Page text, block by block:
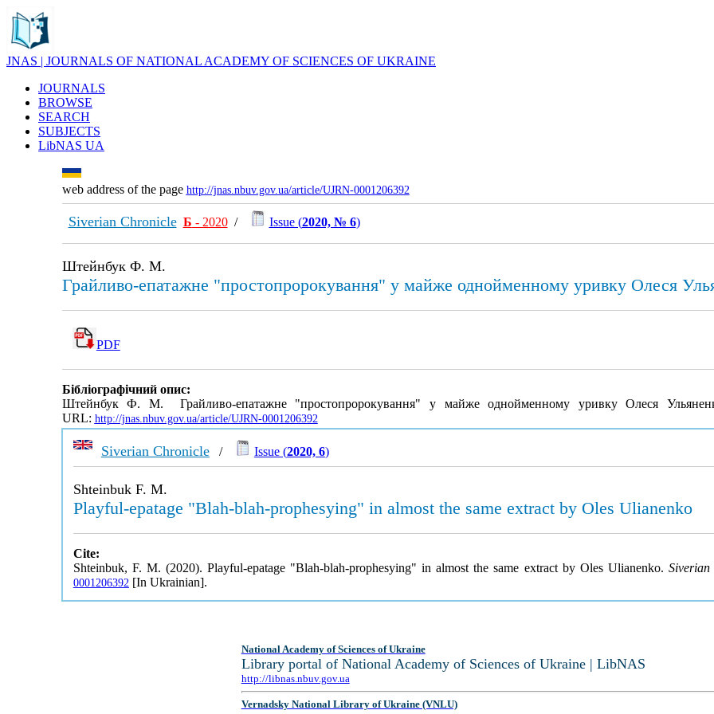
JNAS | JOURNALS OF NATIONAL ACADEMY OF SCIENCES OF UKRAINE
JOURNALS
BROWSE
SEARCH
SUBJECTS
LibNAS UA
web address of the page http://jnas.nbuv.gov.ua/article/UJRN-0001206392
Siverian Chronicle Б - 2020/ Issue (2020, № 6)
Штейнбук Ф. М.
Грайливо-епатажне "простопророкування" у майже однойменному уривку Олеся
PDF
Бібліографічний опис:
Штейнбук Ф. М. Грайливо-епатажне "простопророкування" у майже однойменному уривку Олеся
URL: http://jnas.nbuv.gov.ua/article/UJRN-0001206392
Siverian Chronicle/ Issue (2020, 6)
Shteinbuk F. M.
Playful-epatage "Blah-blah-prophesying" in almost the same extract by Oles Ulianenko
Cite:
Shteinbuk, F. M. (2020). Playful-epatage "Blah-blah-prophesying" in almost the same extract by Oles Ulianenko.
0001206392 [In Ukrainian].
National Academy of Sciences of Ukraine
Library portal of National Academy of Sciences of Ukraine | LibNAS
http://libnas.nbuv.gov.ua
Vernadsky National Library of Ukraine (VNLU)